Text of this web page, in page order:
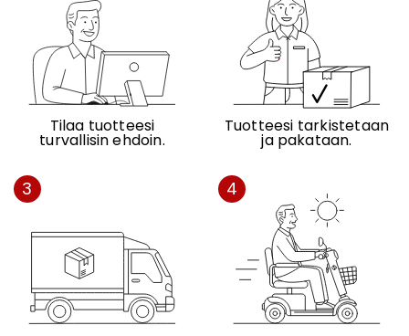
Tilaa tuotteesi
turvallisin ehdoin.
Tuotteesi tarkistetaan
ja pakataan.
3 4